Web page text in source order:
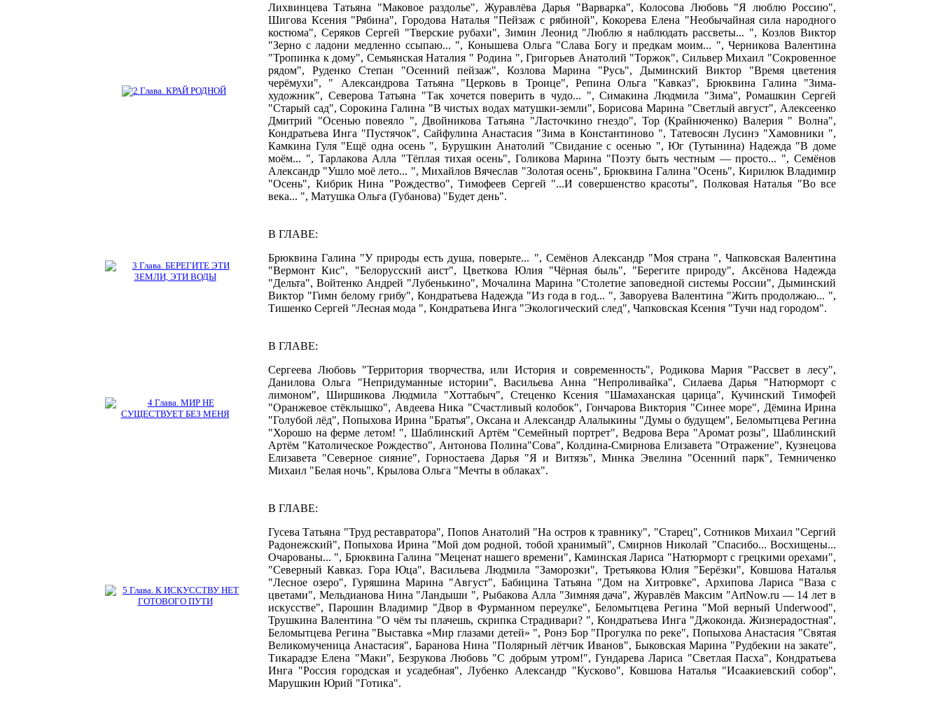
Лихвинцева Татьяна "Маковое раздолье", Журавлёва Дарья "Варварка", Колосова Любовь "Я люблю Россию",
Шигова Ксения "Рябина", Городова Наталья "Пейзаж с рябиной", Кокорева Елена "Необычайная сила народного
костюма", Серяков Сергей "Тверские рубахи", Зимин Леонид "Люблю я наблюдать рассветы... ", Козлов Виктор
"Зерно с ладони медленно ссыпаю... ", Конышева Ольга "Слава Богу и предкам моим... ", Черникова Валентина
"Тропинка к дому", Семьянская Наталия " Родина ", Григорьев Анатолий "Торжок", Сильвер Михаил "Сокровенное
рядом", Руденко Степан "Осенний пейзаж", Козлова Марина "Русь", Дыминский Виктор "Время цветения
черёмухи", " Александрова Татьяна "Церковь в Троице", Репина Ольга "Кавказ", Брюквина Галина "Зима-
художник", Северова Татьяна "Так хочется поверить в чудо... ", Симакина Людмила "Зима", Ромашкин Сергей
"Старый сад", Сорокина Галина "В чистых водах матушки-земли", Борисова Марина "Светлый август", Алексеенко
Дмитрий "Осенью повеяло ", Двойникова Татьяна "Ласточкино гнездо", Тор (Крайнюченко) Валерия " Волна",
Кондратьева Инга "Пустячок", Сайфулина Анастасия "Зима в Константиново ", Татевосян Лусинэ "Хамовники ",
Камкина Гуля "Ещё одна осень ", Бурушкин Анатолий "Свидание с осенью ", Юг (Тутынина) Надежда "В доме
моём... ", Тарлакова Алла "Тёплая тихая осень", Голикова Марина "Поэту быть честным — просто... ", Семёнов
Александр "Ушло моё лето... ", Михайлов Вячеслав "Золотая осень", Брюквина Галина "Осень", Кирилюк Владимир
"Осень", Кибрик Нина "Рождество", Тимофеев Сергей "...И совершенство красоты", Полковая Наталья "Во все
века... ", Матушка Ольга (Губанова) "Будет день".
В ГЛАВЕ:
Брюквина Галина "У природы есть душа, поверьте... ", Семёнов Александр "Моя страна ", Чапковская Валентина
"Вермонт Кис", "Белорусский аист", Цветкова Юлия "Чёрная быль", "Берегите природу", Аксёнова Надежда
"Дельта", Войтенко Андрей "Лубенькино", Мочалина Марина "Столетие заповедной системы России", Дыминский
Виктор "Гимн белому грибу", Кондратьева Надежда "Из года в год... ", Заворуева Валентина "Жить продолжаю... ",
Тишенко Сергей "Лесная мода ", Кондратьева Инга "Экологический след", Чапковская Ксения "Тучи над городом".
В ГЛАВЕ:
Сергеева Любовь "Территория творчества, или История и современность", Родикова Мария "Рассвет в лесу",
Данилова Ольга "Непридуманные истории", Васильева Анна "Непроливайка", Силаева Дарья "Натюрморт с
лимоном", Ширшикова Людмила "Хоттабыч", Стеценко Ксения "Шамаханская царица", Кучинский Тимофей
"Оранжевое стёклышко", Авдеева Ника "Счастливый колобок", Гончарова Виктория "Синее море", Дёмина Ирина
"Голубой лёд", Попыхова Ирина "Братья", Оксана и Александр Алалыкины "Думы о будущем", Беломытцева Регина
"Хорошо на ферме летом! ", Шаблинский Артём "Семейный портрет", Ведрова Вера "Аромат розы", Шаблинский
Артём "Католическое Рождество", Антонова Полина"Сова", Колдина-Смирнова Елизавета "Отражение", Кузнецова
Елизавета "Северное сияние", Горностаева Дарья "Я и Витязь", Минка Эвелина "Осенний парк", Темниченко
Михаил "Белая ночь", Крылова Ольга "Мечты в облаках".
В ГЛАВЕ:
Гусева Татьяна "Труд реставратора", Попов Анатолий "На остров к травнику", "Старец", Сотников Михаил "Сергий
Радонежский", Попыхова Ирина "Мой дом родной, тобой хранимый", Смирнов Николай "Спасибо... Восхищены...
Очарованы... ", Брюквина Галина "Меценат нашего времени", Каминская Лариса "Натюрморт с грецкими орехами",
"Северный Кавказ. Гора Юца", Васильева Людмила "Заморозки", Третьякова Юлия "Берёзки", Ковшова Наталья
"Лесное озеро", Гуряшина Марина "Август", Бабицина Татьяна "Дом на Хитровке", Архипова Лариса "Ваза с
цветами", Мельдианова Нина "Ландыши ", Рыбакова Алла "Зимняя дача", Журавлёв Максим "ArtNow.ru — 14 лет в
искусстве", Парошин Владимир "Двор в Фурманном переулке", Беломытцева Регина "Мой верный Underwood",
Трушкина Валентина "О чём ты плачешь, скрипка Страдивари? ", Кондратьева Инга "Джоконда. Жизнерадостная",
Беломытцева Регина "Выставка «Мир глазами детей» ", Ронэ Бор "Прогулка по реке", Попыхова Анастасия "Святая
Великомученица Анастасия", Баранова Нина "Полярный лётчик Иванов", Быковская Марина "Рудбекии на закате",
Тикарадзе Елена "Маки", Безрукова Любовь "С добрым утром!", Гундарева Лариса "Светлая Пасха", Кондратьева
Инга "Россия городская и усадебная", Лубенко Александр "Кусково", Ковшова Наталья "Исаакиевский собор",
Марушкин Юрий "Готика".